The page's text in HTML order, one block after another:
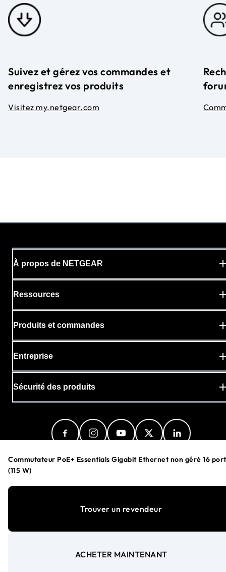
Suivez et gérez vos commandes et
enregistrez vos produits
Visitez my.netgear.com
Commutateur PoE+ Essentials Gigabit Ethernet non géré 16
(115 W)
Trouver un revendeur
ACHETER MAINTENANT
À propos de NETGEAR
Ressources
Produits et commandes
Entreprise
Sécurité des produits
Préférences en matière de cookies
©1996-2026NETGEAR®